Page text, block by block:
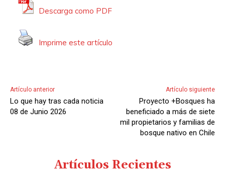
Descarga como PDF
Imprime este artículo
Artículo anterior
Lo que hay tras cada noticia
08 de Junio 2026
Artículo siguiente
Proyecto +Bosques ha
beneficiado a más de siete
mil propietarios y familias de
bosque nativo en Chile
Artículos Recientes